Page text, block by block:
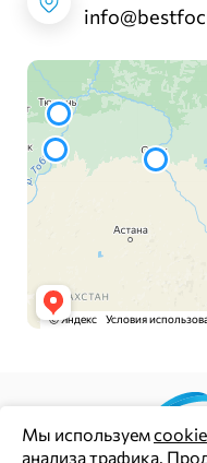
Мы используем
анализа трафика.